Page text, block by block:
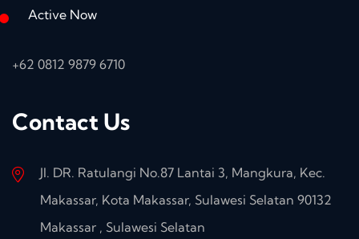
Active Now
+62 0812 9879 6710
Contact Us
Jl. DR. Ratulangi No.87 Lantai 3, Mangkura, Kec.
Makassar, Kota Makassar, Sulawesi Selatan 90132
Makassar , Sulawesi Selatan